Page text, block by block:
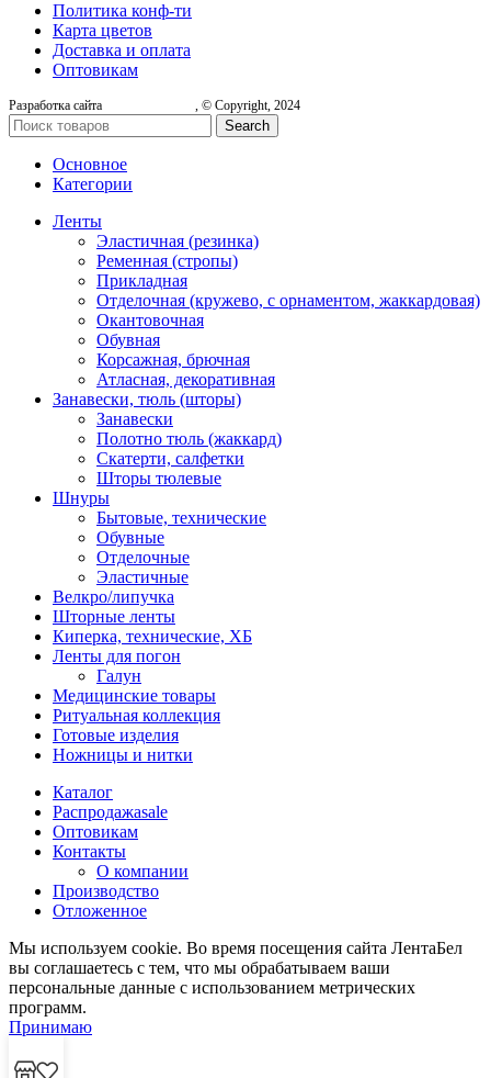
Политика конф-ти
Карта цветов
Доставка и оплата
Оптовикам
Разработка сайта , © Copyright, 2024
Search
Основное
Категории
Ленты
Эластичная (резинка)
Ременная (стропы)
Прикладная
Отделочная (кружево, с орнаментом, жаккардовая)
Окантовочная
Обувная
Корсажная, брючная
Атласная, декоративная
Занавески, тюль (шторы)
Занавески
Полотно тюль (жаккард)
Скатерти, салфетки
Шторы тюлевые
Шнуры
Бытовые, технические
Обувные
Отделочные
Эластичные
Велкро/липучка
Шторные ленты
Киперка, технические, ХБ
Ленты для погон
Галун
Медицинские товары
Ритуальная коллекция
Готовые изделия
Ножницы и нитки
Каталог
Распродажаsale
Оптовикам
Контакты
О компании
Производство
Отложенное
Мы используем cookie. Во время посещения сайта ЛентаБел
вы соглашаетесь с тем, что мы обрабатываем ваши
персональные данные с использованием метрических
программ.
Принимаю